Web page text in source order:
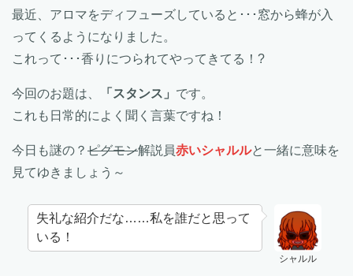
最近、アロマをディフューズしていると･･･窓から蜂が入
ってくるようになりました。
これって･･･香りにつられてやってきてる！?
今回のお題は、 「スタンス」 です。
これも日常的によく聞く言葉ですね！
今日も謎の？ ピグモン解説員赤いシャルルと一緒に意味を
見てゆきましょう～
シャルル
失礼な紹介だな……私を誰だと思って
いる！